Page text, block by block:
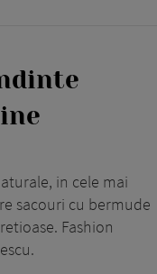
in cele mai
sacouri cu bermude
Fashion